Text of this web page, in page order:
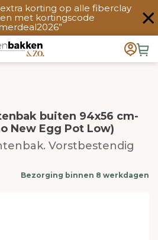
extra korting op alle fiberclay
met kortingscode
buiten 94x56 cm-
New Egg Pot Low)
Vorstbestendig
Bezorging binnen 8 werkdagen